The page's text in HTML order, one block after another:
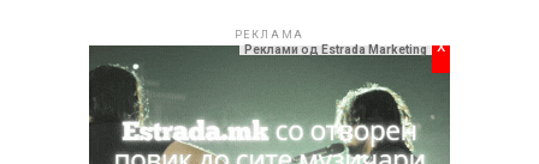
РЕКЛАМА
Реклами од Estrada Marketing x